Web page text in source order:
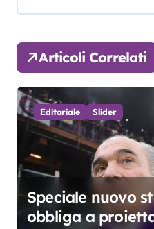
g
a
z
i
o
n
e
a
Articoli Correlati
Editoriale Slider
Speciale nuovo
obbliga a